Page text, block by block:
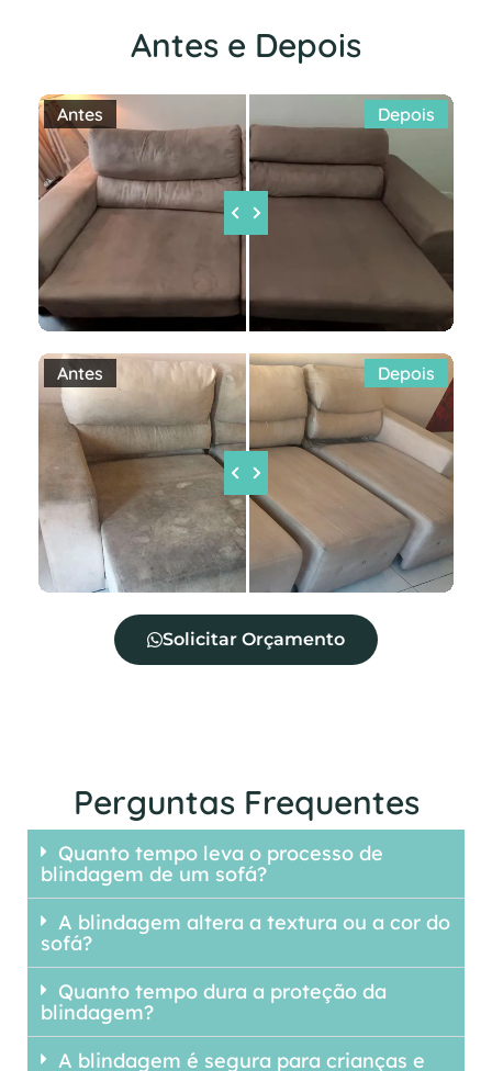
Antes e Depois
Antes Depois
Antes Depois
Solicitar Orçamento
Perguntas Frequentes
Quanto tempo leva o processo de
blindagem de um sofá?
A blindagem altera a textura ou a cor do
sofá?
Quanto tempo dura a proteção da
blindagem?
A blindagem é segura para crianças e